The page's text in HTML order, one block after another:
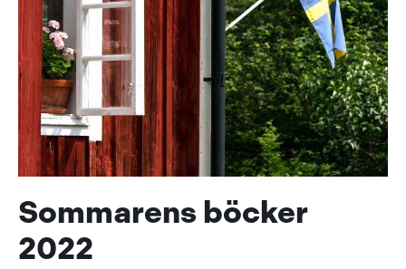
Sommarens böcker
2022